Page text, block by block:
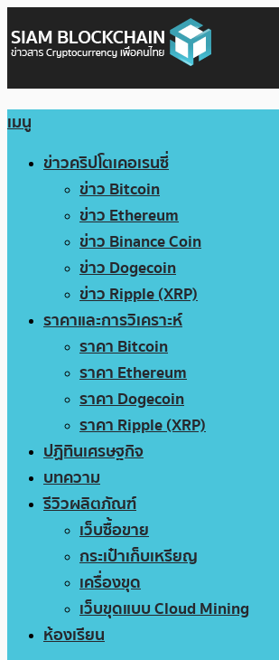
เมนู
ข่าวคริปโตเคอเรนซี่
ข่าว Bitcoin
ข่าว Ethereum
ข่าว Binance Coin
ข่าว Dogecoin
ข่าว Ripple (XRP)
ราคาและการวิเคราะห์
ราคา Bitcoin
ราคา Ethereum
ราคา Dogecoin
ราคา Ripple (XRP)
ปฏิทินเศรษฐกิจ
บทความ
รีวิวผลิตภัณฑ์
เว็บซื้อขาย
กระเป๋าเก็บเหรียญ
เครื่องขุด
เว็บขุดแบบ Cloud Mining
ห้องเรียน